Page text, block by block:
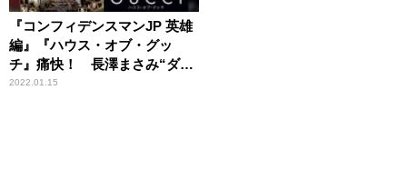
『コンフィデンスマンJP 英雄
編』『ハウス・オブ・グッ
チ』痛快！ 長澤まさみ“ダー
子”＆レディー・ガガが “世紀
2022.01.15